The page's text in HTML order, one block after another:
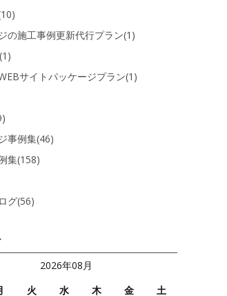
の施工事例更新代行プラン(1)
サイトパッケージプラン(1)
事例集(46)
集(158)
グ(56)
2026年08月
火 水 木 金 土